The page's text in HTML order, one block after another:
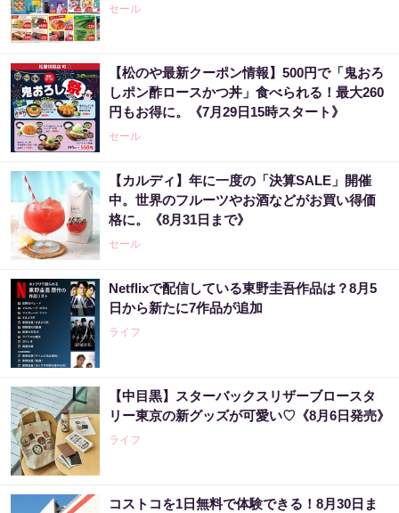
セール
【松のや最新クーポン情報】500円で「鬼おろ
しポン酢ロースかつ丼」食べられる！最大260
円もお得に。《7月29日15時スタート》
セール
【カルディ】年に一度の「決算SALE」開催
中。世界のフルーツやお酒などがお買い得価
格に。《8月31日まで》
セール
Netflixで配信している東野圭吾作品は？8月5
日から新たに7作品が追加
ライフ
【中目黒】スターバックスリザーブロースタ
リー東京の新グッズが可愛い♡《8月6日発売》
ライフ
コストコを1日無料で体験できる！8月30日ま